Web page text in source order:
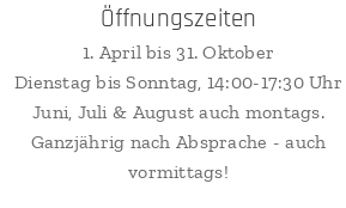
Öffnungszeiten
1. April bis 31. Oktober
Dienstag bis Sonntag, 14:00-17:30 Uhr
Juni, Juli & August auch montags.
Ganzjährig nach Absprache - auch
vormittags!